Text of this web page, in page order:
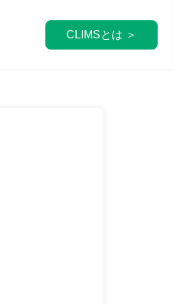
CLIMSとは ＞